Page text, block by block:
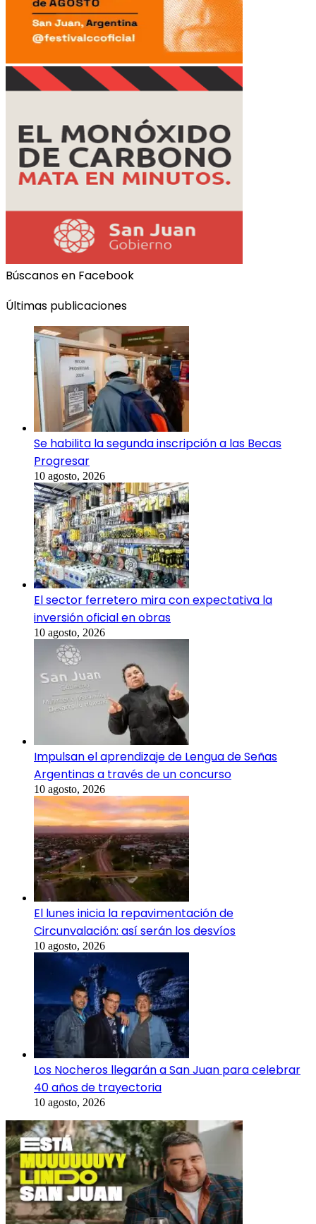
Búscanos en Facebook
Últimas publicaciones
Se habilita la segunda inscripción a las Becas
Progresar
10 agosto, 2026
El sector ferretero mira con expectativa la
inversión oficial en obras
10 agosto, 2026
Impulsan el aprendizaje de Lengua de Señas
Argentinas a través de un concurso
10 agosto, 2026
El lunes inicia la repavimentación de
Circunvalación: así serán los desvíos
10 agosto, 2026
Los Nocheros llegarán a San Juan para celebrar
40 años de trayectoria
10 agosto, 2026